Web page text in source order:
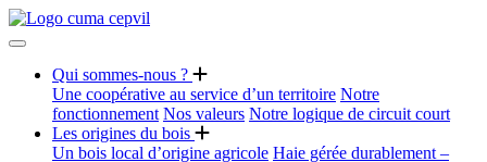
Qui sommes-nous ?
Une coopérative au service d’un territoire Notre
fonctionnement Nos valeurs Notre logique de circuit court
Les origines du bois
Un bois local d’origine agricole Haie gérée durablement –